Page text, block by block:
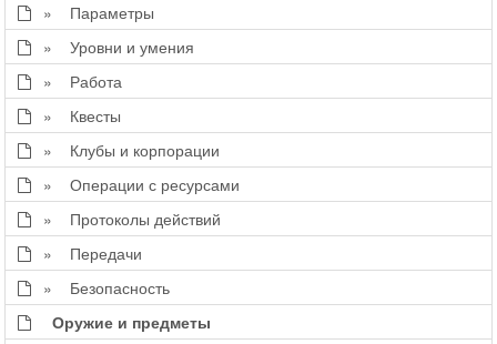
» Параметры
» Уровни и умения
» Работа
» Квесты
» Клубы и корпорации
» Операции с ресурсами
» Протоколы действий
» Передачи
» Безопасность
Оружие и предметы